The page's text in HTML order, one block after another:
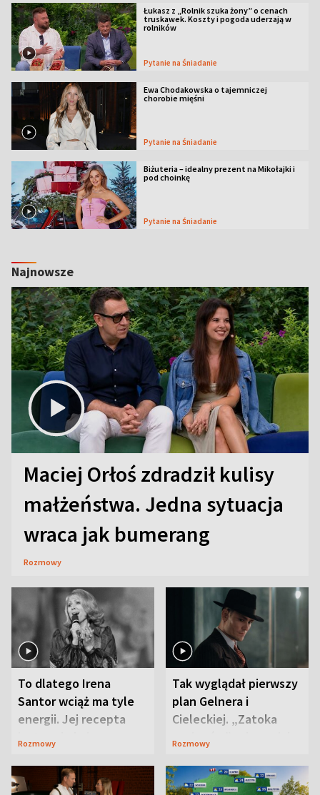
Łukasz z „Rolnik szuka żony” o cenach
truskawek. Koszty i pogoda uderzają w
rolników
Pytanie na Śniadanie
Ewa Chodakowska o tajemniczej
chorobie mięśni
Pytanie na Śniadanie
Biżuteria – idealny prezent na Mikołajki i
pod choinkę
Pytanie na Śniadanie
Najnowsze
Maciej Orłoś zdradził kulisy
małżeństwa. Jedna sytuacja
wraca jak bumerang
Rozmowy
To dlatego Irena
Santor wciąż ma tyle
energii. Jej recepta
jest zaskakująco
Rozmowy
Tak wyglądał pierwszy
plan Gelnera i
Cieleckiej. „Zatoka
szpiegów” od razu ich
Rozmowy